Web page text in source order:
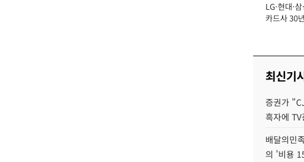
장
LG·현대·
카드사 30
최신기
증권가
흑자에
배달의민
의 '비용